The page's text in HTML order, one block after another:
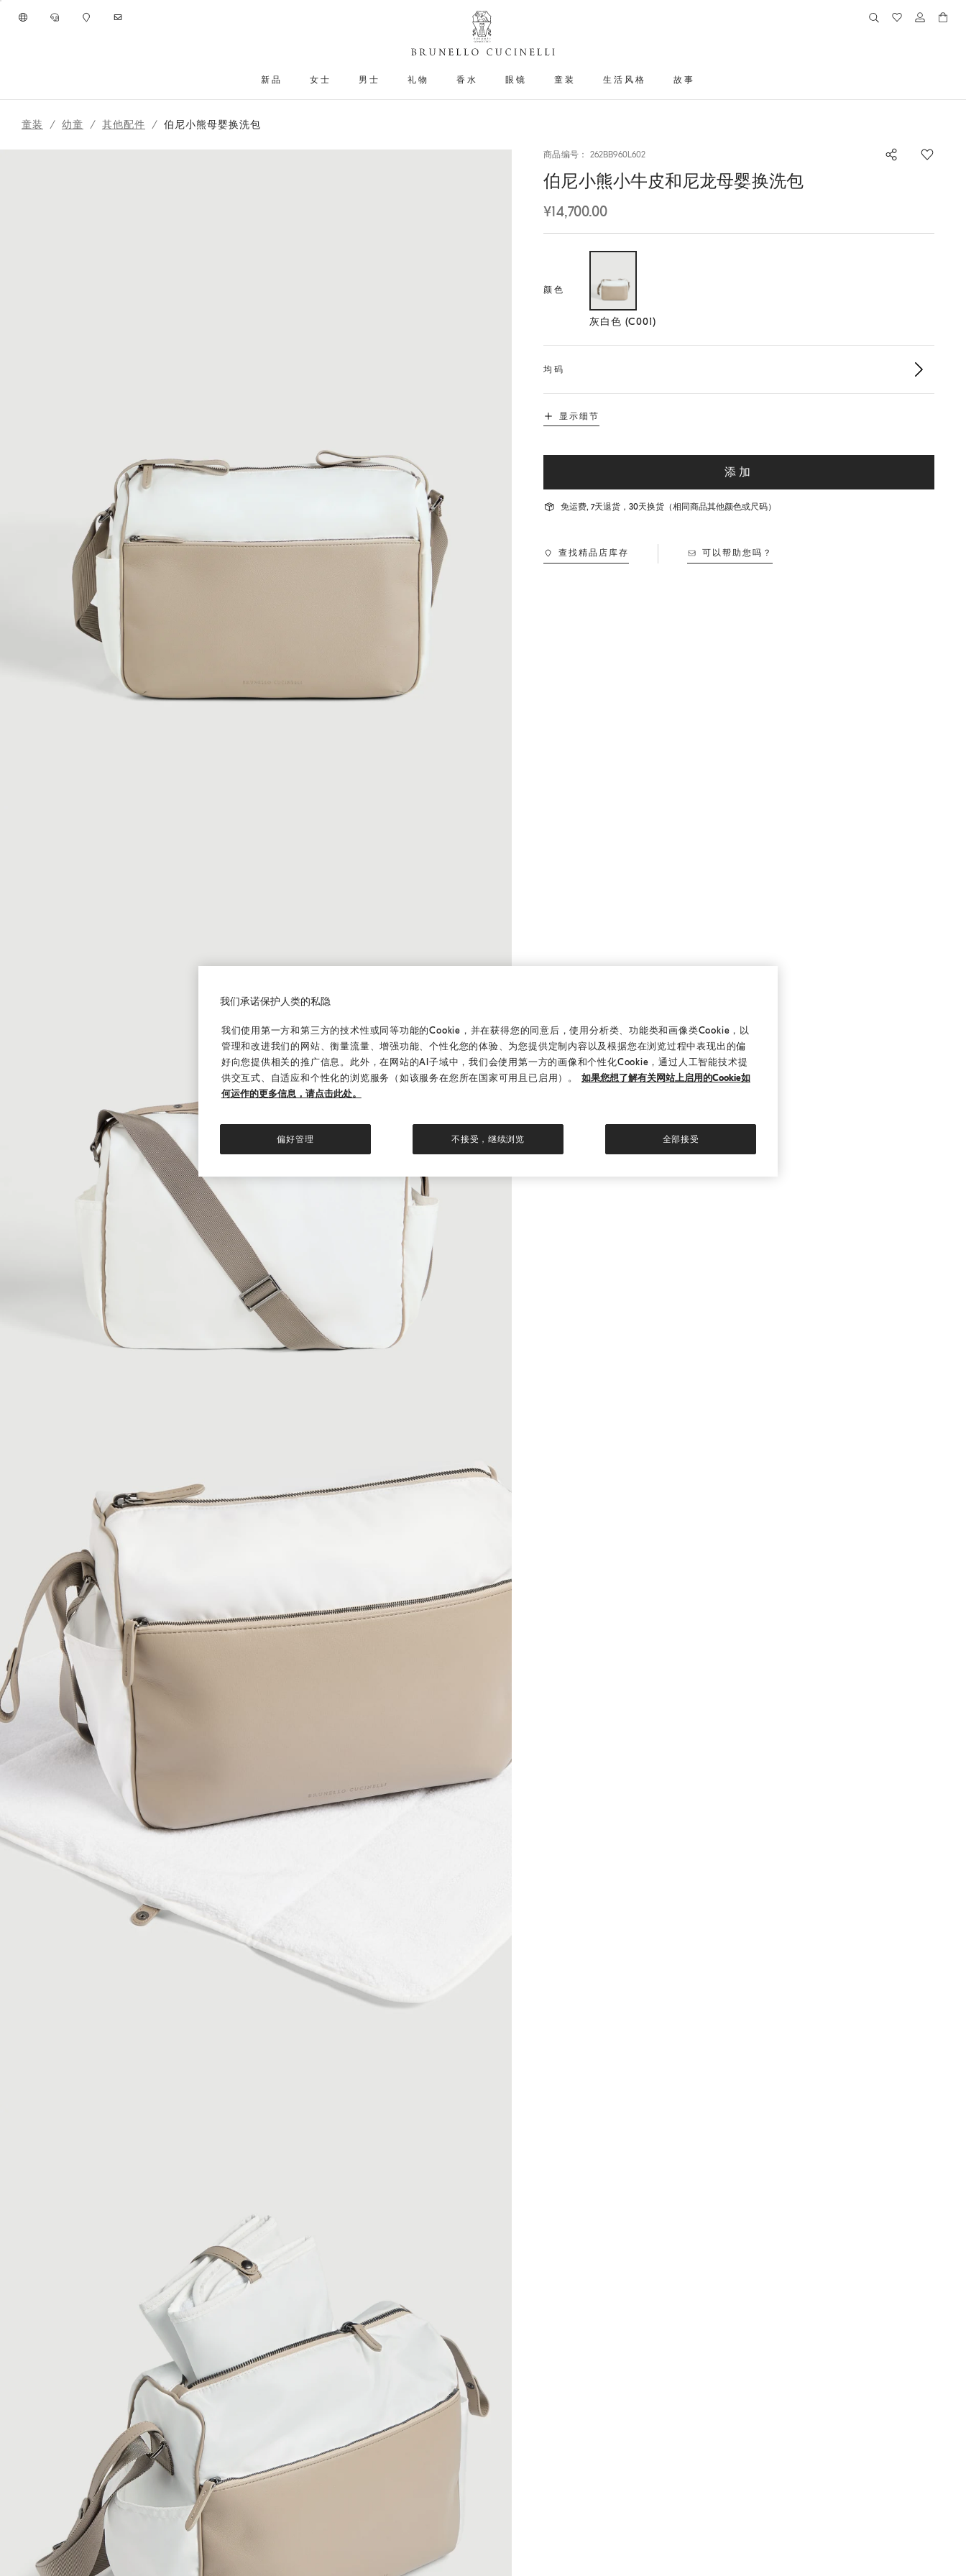
新品 女士 男士 礼物 香水 眼镜 童装 生活风格 故事
童装 幼童 其他配件 伯尼小熊母婴换洗包
商品编号： 262BB960L602
伯尼小熊小牛皮和尼龙母婴换洗包
¥14,700.00
颜色
选择的尺码
灰白色 (C001)
均码
显示细节
添加
免运费, 7天退货，30天换货（相同商品其他颜色或尺码）
查找精品店库存 可以帮助您吗？
我们承诺保护人类的私隐
我们使用第一方和第三方的技术性或同等功能的Cookie，并在获得您的同意后，使用分析类、功能类和画像类Cookie，以
管理和改进我们的网站、衡量流量、增强功能、个性化您的体验、为您提供定制内容以及根据您在浏览过程中表现出的偏
好向您提供相关的推广信息。此外，在网站的AI子域中，我们会使用第一方的画像和个性化Cookie，通过人工智能技术提
供交互式、自适应和个性化的浏览服务（如该服务在您所在国家可用且已启用）。
如果您想了解有关网站上启用的Cookie如
何运作的更多信息，请点击此处。
偏好管理 不接受，继续浏览 全部接受